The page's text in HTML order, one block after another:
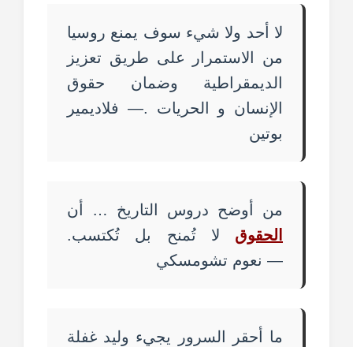
لا أحد ولا شيء سوف يمنع روسيا
من الاستمرار على طريق تعزيز
الديمقراطية وضمان حقوق
الإنسان و الحريات .— فلاديمير
بوتين
من أوضح دروس التاريخ … أن
الحقوق لا تُمنح بل تُكتسب.
— نعوم تشومسكي
ما أحقر السرور يجيء وليد غفلة